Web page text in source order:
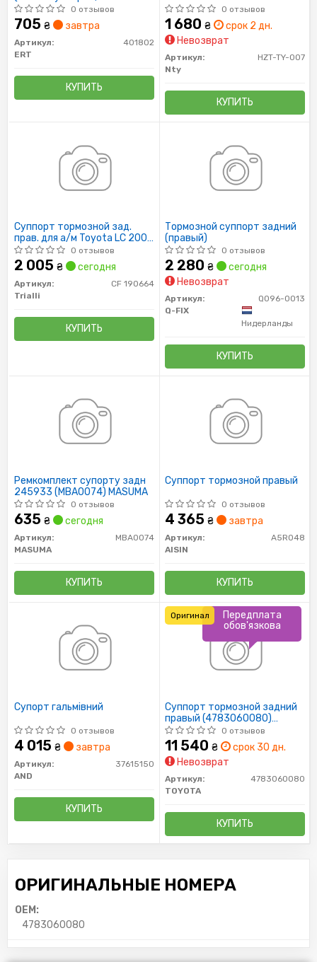
уплотнители)0 отзывов
705 ₴ завтра
Артикул:
401802
ERT
КУПИТЬ
0 отзывов
1 680 ₴
срок 2 дн.
Невозврат
Артикул:
HZT-TY-007
Nty
КУПИТЬ
Суппорт тормозной зад.
прав. для а/м Toyota LC 200
(07-) d=45 (CF 190664)
TRIALLI
0 отзывов
2 005 ₴ сегодня
Артикул:
CF 190664
Trialli
КУПИТЬ
Тормозной суппорт задний
(правый)
0 отзывов
2 280 ₴
сегодня
Невозврат
Артикул:
Q096-0013
Q-FIX
Нидерланды
КУПИТЬ
Ремкомплект супорту задн
245933 (MBA0074) MASUMA
0 отзывов
635 ₴ сегодня
Артикул:
MBA0074
MASUMA
КУПИТЬ
Суппорт тормозной правый
0 отзывов
4 365 ₴ завтра
Артикул:
A5R048
AISIN
КУПИТЬ
Супорт гальмівний
0 отзывов
4 015 ₴ завтра
Артикул:
37615150
AND
КУПИТЬ
Суппорт тормозной задний
правый (4783060080)
TOYOTA
0 отзывов
11 540 ₴
срок 30 дн.
Невозврат
Артикул:
4783060080
TOYOTA
КУПИТЬ
Передплата
обов'язкова
Оригинал
ОРИГИНАЛЬНЫЕ НОМЕРА
OEM:
4783060080